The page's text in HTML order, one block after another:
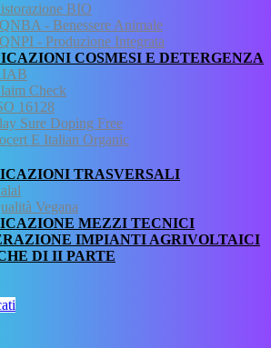
BIO
- Benessere Animale
- Produzione Integrata
COSMESI E DETERGENZA
Check
16128
Sure Doping Free
E Italian Organic
TRASVERSALI
Vegana
MEZZI TECNICI
IMPIANTI AGRIVOLTAICI
DI II PARTE
BOLLETTINO UFFICIALE DELLA
N. 31 del 28 aprile 1994.
1994.txt
FREQUENTI